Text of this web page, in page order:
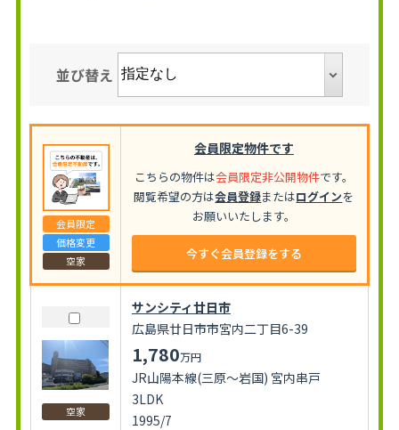
並び替え
会員限定
価格変更
空家
会員限定物件です
こちらの物件は会員限定非公開物件です。
閲覧希望の方は会員登録またはログインを
お願いいたします。
今すぐ会員登録をする
空家
サンシティ廿日市
広島県廿日市市宮内二丁目6-39
1,780万円
JR山陽本線(三原～岩国) 宮内串戸
3LDK
1995/7